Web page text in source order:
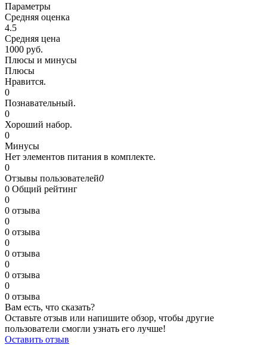
Параметры
Средняя оценка
4.5
Средняя цена
1000 руб.
Плюсы и минусы
Плюсы
Нравится.
0
Познавательный.
0
Хороший набор.
0
Минусы
Нет элементов питания в комплекте.
0
Отзывы пользователей0
0 Общий рейтинг
0
0 отзыва
0
0 отзыва
0
0 отзыва
0
0 отзыва
0
0 отзыва
Вам есть, что сказать?
Оставьте отзыв или напишите обзор, чтобы другие
пользователи смогли узнать его лучше!
Оставить отзыв